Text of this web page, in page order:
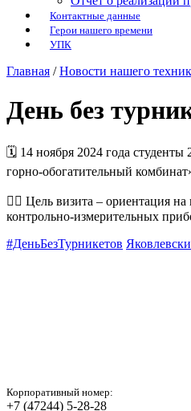
Контактные данные
Герои нашего времени
УПК
Главная /Новости нашего
День без
🗓 14 ноября 2024 года
горно-обогатительный
☝🏻 Цель визита – ориентация
контрольно-измерительных
#ДеньБезТурникетов
Корпоративный номер:
+7 (47244) 5-28-28